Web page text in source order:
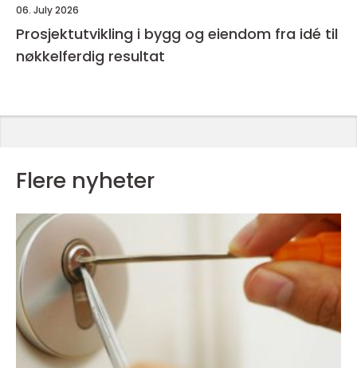
06. July 2026
Prosjektutvikling i bygg og eiendom fra idé til
nøkkelferdig resultat
Flere nyheter